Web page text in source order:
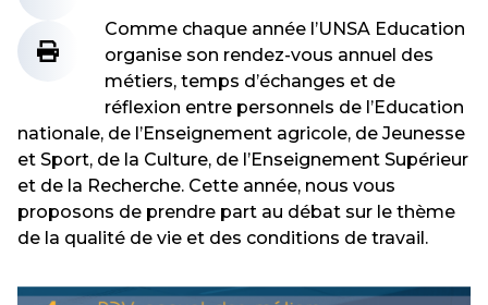
Comme chaque année l’UNSA Education
organise son rendez-vous annuel des
métiers, temps d’échanges et de
réflexion entre personnels de l’Education
nationale, de l’Enseignement agricole, de Jeunesse
et Sport, de la Culture, de l’Enseignement Supérieur
et de la Recherche. Cette année, nous vous
proposons de prendre part au débat sur le thème
de la qualité de vie et des conditions de travail.